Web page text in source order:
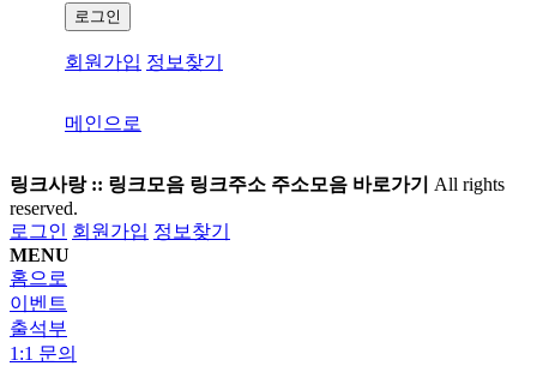
로그인
회원가입 정보찾기
메인으로
링크사랑 :: 링크모음 링크주소 주소모음 바로가기 All rights
reserved.
로그인 회원가입 정보찾기
MENU
홈으로
이벤트
출석부
1:1 문의